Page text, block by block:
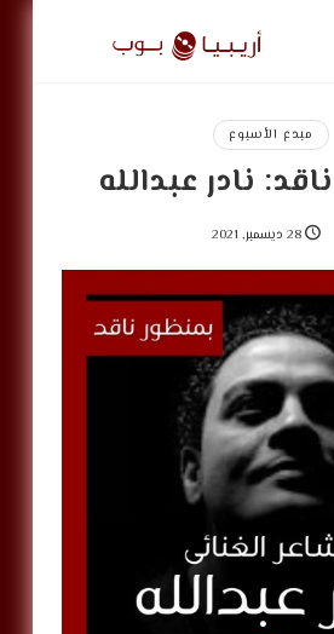
أريبيا
بوب
ArabiaPopمبدع الأسبوع
نادر عبدالله
28 ديسمبر, 2021